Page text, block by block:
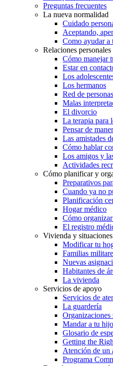
Preguntas frecuentes
La nueva normalidad
Cuidado
Aceptando,
Como ayudar a
Relaciones personales
Cómo manejar
Estar en
Los
Los hermanos
Red de
Malas
El divorcio
La terapia para
Pensar de
Las amistades
Cómo hablar
Los amigos y
Actividades
Cómo planificar y
Preparativos
Cuando ya no
Planificación
Hogar médico
Cómo
El registro
Vivienda y
Modificar tu
Familias
Nuevas
Habitantes de
La vivienda
Servicios de apoyo
Servicios de
La guardería
Organizaciones
Mandar a tu
Glosario de
Getting the
Atención de un
Programa